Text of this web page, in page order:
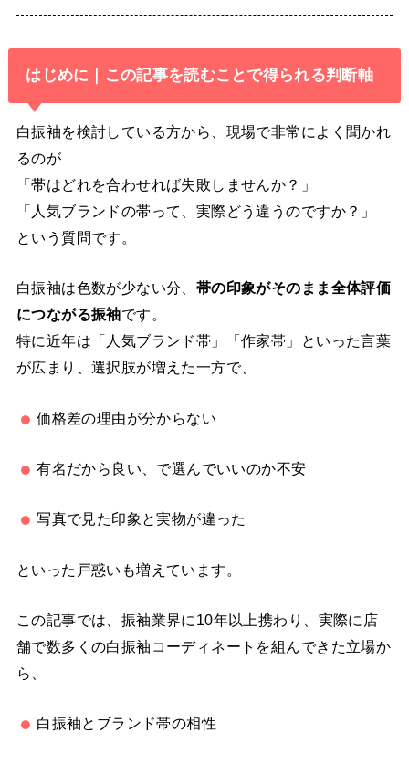
はじめに｜この記事を読むことで得られる判断軸
白振袖を検討している方から、現場で非常によく聞かれ
るのが
「帯はどれを合わせれば失敗しませんか？」
「人気ブランドの帯って、実際どう違うのですか？」
という質問です。
白振袖は色数が少ない分、 帯の印象がそのまま全体評価
につながる振袖です。
特に近年は「人気ブランド帯」「作家帯」といった言葉
が広まり、選択肢が増えた一方で、
価格差の理由が分からない
有名だから良い、で選んでいいのか不安
写真で見た印象と実物が違った
といった戸惑いも増えています。
この記事では、振袖業界に10年以上携わり、実際に店
舗で数多くの白振袖コーディネートを組んできた立場か
ら、
白振袖とブランド帯の相性